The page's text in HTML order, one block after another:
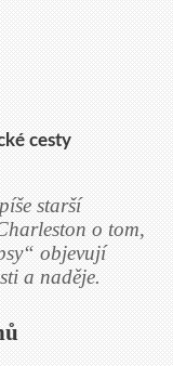
cesty
starší
o tom,
objevují
a naděje.